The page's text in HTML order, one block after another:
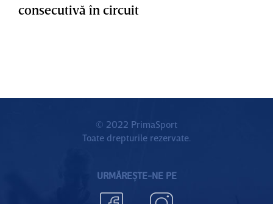
consecutivă în circuit
© 2022 PrimaSport
Toate drepturile rezervate.
URMĂREȘTE-NE PE